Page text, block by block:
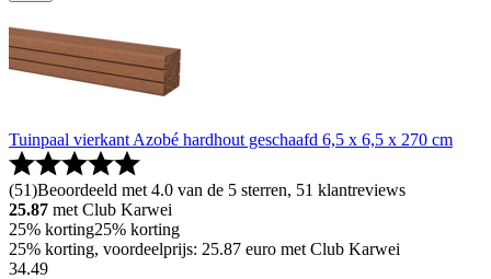
Tuinpaal vierkant Azobé hardhout geschaafd 6,5 x 6,5 x 270 cm
(51)Beoordeeld met 4.0 van de 5 sterren, 51 klantreviews
25.87 met Club Karwei
25% korting25% korting
25% korting, voordeelprijs: 25.87 euro met Club Karwei
34.49